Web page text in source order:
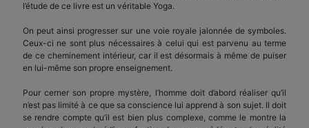
l’étude de ce livre est un véritable Yoga.
On peut ainsi progresser sur une voie royale jalonnée de symboles.
Ceux-ci ne sont plus nécessaires à celui qui est parvenu au terme
de ce cheminement intérieur, car il est désormais à même de puiser
en lui-même son propre enseignement.
Pour cerner son propre mystère, l’homme doit d’abord réaliser qu’il
n’est pas limité à ce que sa conscience lui apprend à son sujet. Il doit
se rendre compte qu’il est bien plus complexe, comme le montre la